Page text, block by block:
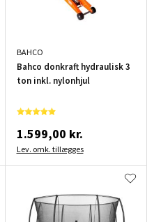
BAHCO
Bahco donkraft hydraulisk 3
ton inkl. nylonhjul
1.599,00 kr.
Lev. omk. tillægges